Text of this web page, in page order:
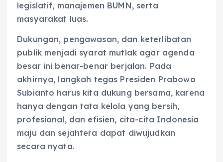
legislatif, manajemen BUMN, serta
masyarakat luas.
Dukungan, pengawasan, dan keterlibatan
publik menjadi syarat mutlak agar agenda
besar ini benar-benar berjalan. Pada
akhirnya, langkah tegas Presiden Prabowo
Subianto harus kita dukung bersama, karena
hanya dengan tata kelola yang bersih,
profesional, dan efisien, cita-cita Indonesia
maju dan sejahtera dapat diwujudkan
secara nyata.